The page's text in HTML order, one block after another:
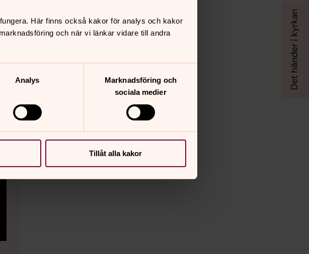
Här finns också kakor för analys och kakor
och när vi länkar vidare till andra
Analys
Marknadsföring och
sociala medier
Tillåt alla kakor